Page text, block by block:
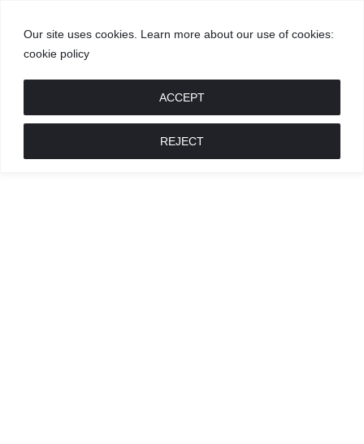
Our site uses cookies. Learn more about our use of cookies:
cookie policy
REJECT
ACCEPT
GROŽIS
MADA